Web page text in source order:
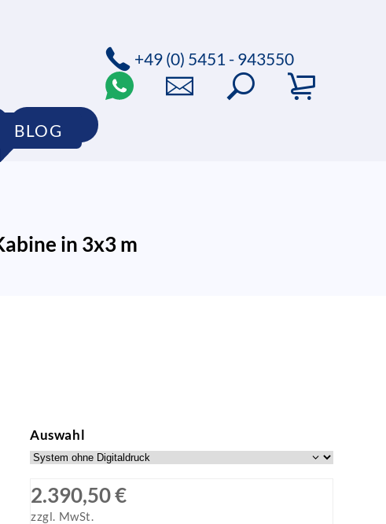
SHOP
BLOG
+49 (0) 5451 - 943550
in 3x3 m
Auswahl
2.390,50 €
zzgl. MwSt.